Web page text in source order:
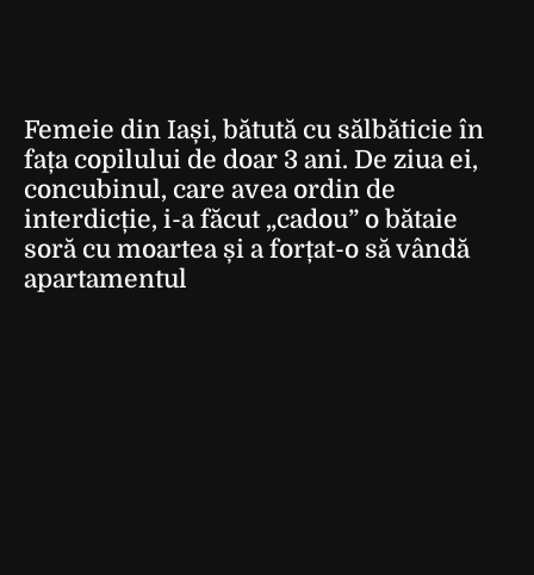
Femeie din Iași, bătută cu sălbăticie în
fața copilului de doar 3 ani. De ziua ei,
concubinul, care avea ordin de
interdicție, i-a făcut „cadou” o bătaie
soră cu moartea și a forțat-o să vândă
apartamentul